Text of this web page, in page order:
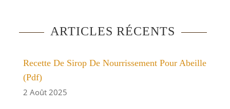
ARTICLES RÉCENTS
Recette De Sirop De Nourrissement Pour Abeille
(pdf)
2 Août 2025